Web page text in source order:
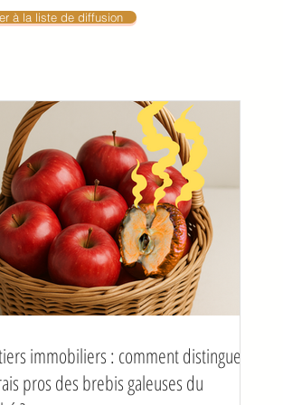
à la liste de diffusion
immobiliers : comment distinguer
pros des brebis galeuses du